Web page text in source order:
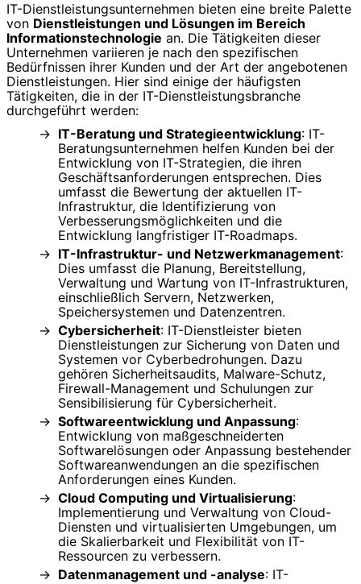
IT-Dienstleistungsunternehmen bieten eine breite Palette
von Dienstleistungen und Lösungen im Bereich
Informationstechnologie an. Die Tätigkeiten dieser
Unternehmen variieren je nach den spezifischen
Bedürfnissen ihrer Kunden und der Art der angebotenen
Dienstleistungen. Hier sind einige der häufigsten
Tätigkeiten, die in der IT-Dienstleistungsbranche
durchgeführt werden:
IT-Beratung und Strategieentwicklung: IT-
Beratungsunternehmen helfen Kunden bei der
Entwicklung von IT-Strategien, die ihren
Geschäftsanforderungen entsprechen. Dies
umfasst die Bewertung der aktuellen IT-
Infrastruktur, die Identifizierung von
Verbesserungsmöglichkeiten und die
Entwicklung langfristiger IT-Roadmaps.
IT-Infrastruktur- und Netzwerkmanagement:
Dies umfasst die Planung, Bereitstellung,
Verwaltung und Wartung von IT-Infrastrukturen,
einschließlich Servern, Netzwerken,
Speichersystemen und Datenzentren.
Cybersicherheit: IT-Dienstleister bieten
Dienstleistungen zur Sicherung von Daten und
Systemen vor Cyberbedrohungen. Dazu
gehören Sicherheitsaudits, Malware-Schutz,
Firewall-Management und Schulungen zur
Sensibilisierung für Cybersicherheit.
Softwareentwicklung und Anpassung:
Entwicklung von maßgeschneiderten
Softwarelösungen oder Anpassung bestehender
Softwareanwendungen an die spezifischen
Anforderungen eines Kunden.
Cloud Computing und Virtualisierung:
Implementierung und Verwaltung von Cloud-
Diensten und virtualisierten Umgebungen, um
die Skalierbarkeit und Flexibilität von IT-
Ressourcen zu verbessern.
Datenmanagement und -analyse: IT-